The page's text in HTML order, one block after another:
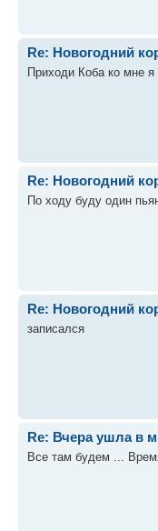
Re: Новогодний
Приходи Коба ко мне я
Re: Новогодний
По ходу буду один
Re: Новогодний
записался
Re: Вчера ушла в
Все там будем ...